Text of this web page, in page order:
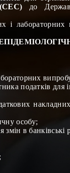
до
і лабораторних
податків для
особу;
в банківські
;